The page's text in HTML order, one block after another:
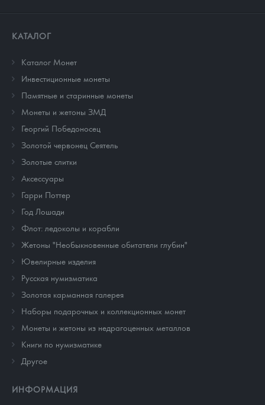
КАТАЛОГ
Каталог Монет
Инвестиционные монеты
Памятные и старинные монеты
Монеты и жетоны ЗМД
Георгий Победоносец
Золотой червонец Сеятель
Золотые слитки
Аксессуары
Гарри Поттер
Год Лошади
Флот: ледоколы и корабли
Жетоны "Необыкновенные обитатели глубин"
Ювелирные изделия
Русская нумизматика
Золотая карманная галерея
Наборы подарочных и коллекционных монет
Монеты и жетоны из недрагоценных металлов
Книги по нумизматике
Другое
ИНФОРМАЦИЯ